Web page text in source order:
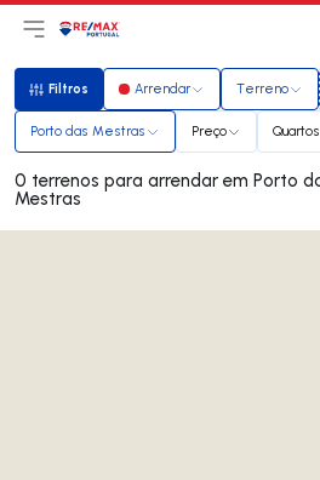
Abri menu principal
LogoIr para página inicial
Filtros
Filtros Arrendar Terreno
Porto das Mestras Preço Quartos
0 terrenos para arrendar em Porto das
Mestras